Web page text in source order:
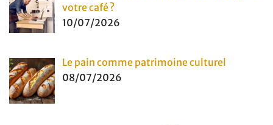
votre café ?
10/07/2026
Le pain comme patrimoine culturel
08/07/2026